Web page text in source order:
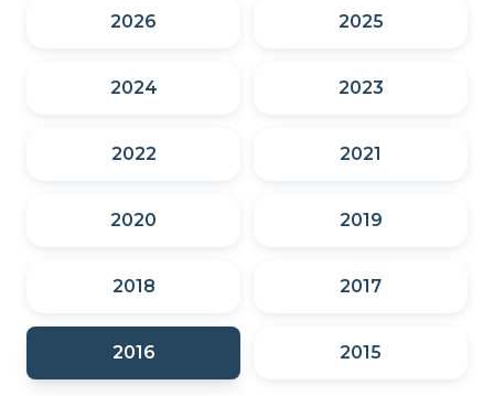
2026 2025
2024 2023
2022 2021
2020 2019
2018 2017
2016 2015